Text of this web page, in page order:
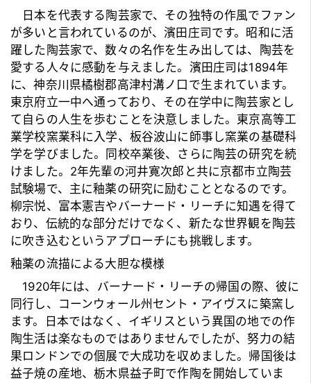
日本を代表する陶芸家で、その独特の作風でファン
が多いと言われているのが、濱田庄司です。昭和に活
躍した陶芸家で、数々の名作を生み出しては、陶芸を
愛する人々に感動を与えました。濱田庄司は1894年
に、神奈川県橘樹郡高津村溝ノ口で生まれています。
東京府立一中へ通っており、その在学中に陶芸家とし
て自らの人生を歩むことを決意しました。東京高等工
業学校窯業科に入学、板谷波山に師事し窯業の基礎科
学を学びました。同校卒業後、さらに陶芸の研究を続
けました。2年先輩の河井寛次郎 と共に京都市立陶芸
試験場で、主に釉薬の研究に励むこととなるのです。
柳宗悦、 富本憲吉やバーナード・リーチに知遇を得て
おり、伝統的な部分だけでなく、新たな世界観を陶芸
に吹き込むというアプローチにも挑戦します。
釉薬の流描による大胆な模様
1920年には、 バーナード・リーチの帰国の際、彼に
同行し、コーンウォール州セント・アイヴスに築窯し
ます。日本ではなく、イギリスという異国の地での作
陶生活は楽なものではありませんでしたが、努力の結
果ロンドンでの個展で大成功を収めました。帰国後は
益子焼の産地、栃木県益子町で作陶を開始していま